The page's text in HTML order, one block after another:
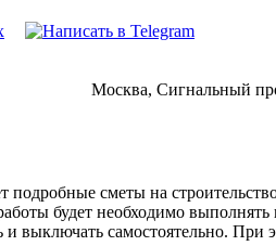
Москва, Сигнальный
сметы на
будет необходимо
самостоятельно. При